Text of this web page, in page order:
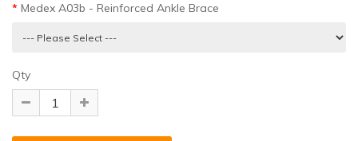
Medex A03b - Reinforced Ankle Brace
Qty